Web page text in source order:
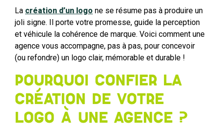
La création d’un logo ne se résume pas à produire un
joli signe. Il porte votre promesse, guide la perception
et véhicule la cohérence de marque. Voici comment une
agence vous accompagne, pas à pas, pour concevoir
(ou refondre) un logo clair, mémorable et durable !
Pourquoi confier la
création de votre
logo à une agence ?